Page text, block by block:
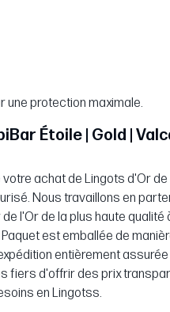
une protection maximale.
Étoile | Gold |
achat de Lingots d'Or
Nous travaillons en
l'Or de la plus haute
Paquet est emballée de
entièrement
fiers d'offrir des prix
en Lingotss.